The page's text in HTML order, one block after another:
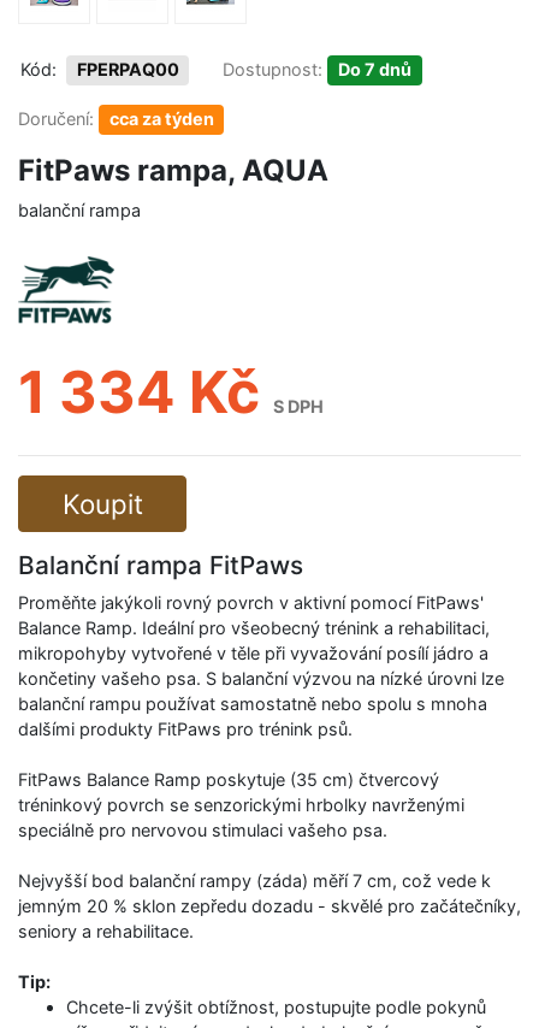
Kód: FPERPAQ00 Dostupnost: Do 7 dnů
Doručení: cca za týden
FitPaws rampa, AQUA
balanční rampa
1 334 Kč S DPH
Koupit
Balanční rampa FitPaws
Proměňte jakýkoli rovný povrch v aktivní pomocí FitPaws'
Balance Ramp. Ideální pro všeobecný trénink a rehabilitaci,
mikropohyby vytvořené v těle při vyvažování posílí jádro a
končetiny vašeho psa. S balanční výzvou na nízké úrovni lze
balanční rampu používat samostatně nebo spolu s mnoha
dalšími produkty FitPaws pro trénink psů.
FitPaws Balance Ramp poskytuje (35 cm) čtvercový
tréninkový povrch se senzorickými hrbolky navrženými
speciálně pro nervovou stimulaci vašeho psa.
Nejvyšší bod balanční rampy (záda) měří 7 cm, což vede k
jemným 20 % sklon zepředu dozadu - skvělé pro začátečníky,
seniory a rehabilitace.
Tip:
Chcete-li zvýšit obtížnost, postupujte podle pokynů